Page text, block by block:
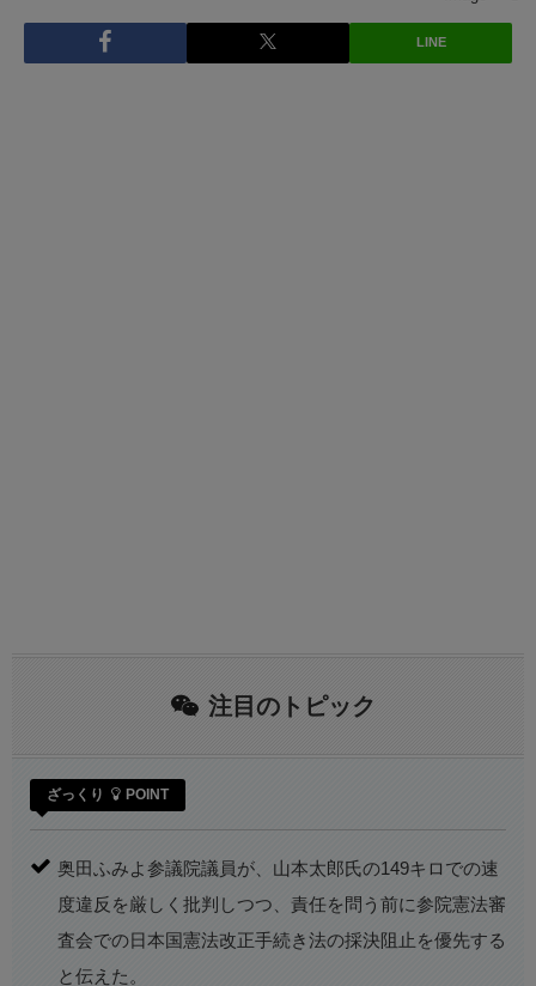
LINE
注目のトピック
ざっくり POINT
奥田ふみよ参議院議員が、山本太郎氏の149キロでの速
度違反を厳しく批判しつつ、責任を問う前に参院憲法審
査会での日本国憲法改正手続き法の採決阻止を優先する
と伝えた。